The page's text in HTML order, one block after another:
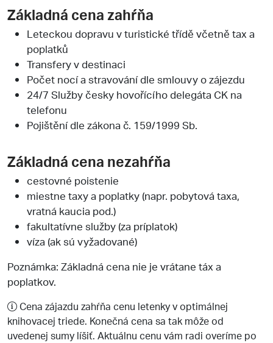
Základná cena zahŕňa
Leteckou dopravu v turistické třídě včetně tax a
poplatků
Transfery v destinaci
Počet nocí a stravování dle smlouvy o zájezdu
24/7 Služby česky hovořícího delegáta CK na
telefonu
Pojištění dle zákona č. 159/1999 Sb.
Základná cena nezahŕňa
cestovné poistenie
miestne taxy a poplatky (napr. pobytová taxa,
vratná kaucia pod.)
fakultatívne služby (za príplatok)
víza (ak sú vyžadované)
Poznámka: Základná cena nie je vrátane táx a
poplatkov.
Cena zájazdu zahŕňa cenu letenky v optimálnej
knihovacej triede. Konečná cena sa tak môže od
uvedenej sumy líšiť. Aktuálnu cenu vám radi overíme po